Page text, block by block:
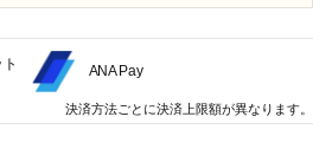
ANA Pay
決済方法ごとに決済上限額が異なります。